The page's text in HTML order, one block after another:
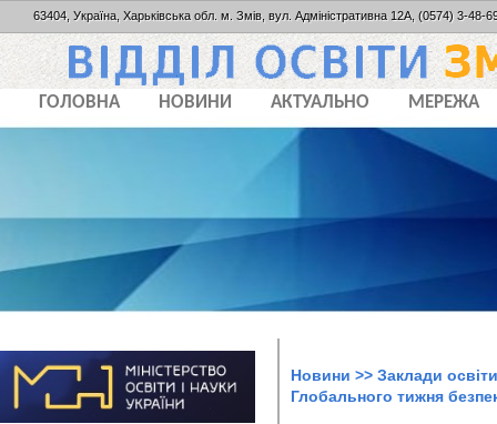
63404, Україна, Харьківська обл. м. Змів, вул. Адміністративна 12А, (0574) 3-48-
ГОЛОВНА НОВИНИ АКТУАЛЬНО МЕРЕЖА
Новини >> Заклади
Глобального тижня